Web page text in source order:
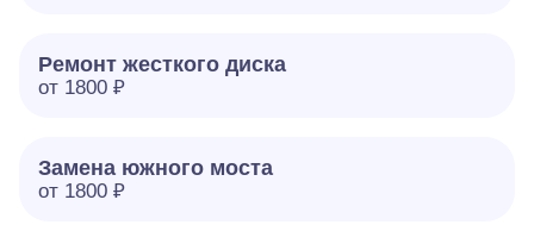
Ремонт жесткого диска
от 1800 ₽
Замена южного моста
от 1800 ₽